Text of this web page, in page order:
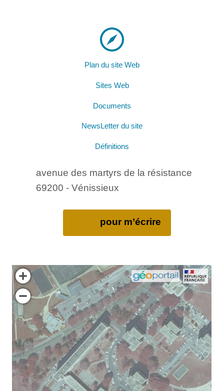
Plan du site Web
Sites Web
Documents
NewsLetter du site
Définitions
avenue des martyrs de la résistance
69200 - Vénissieux
pour m’écrire